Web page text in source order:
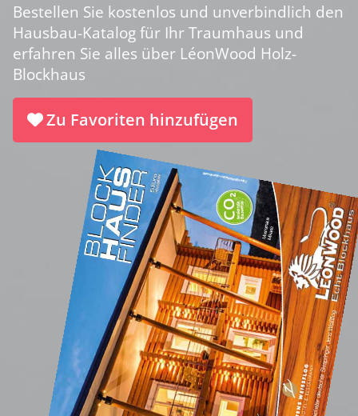
Bestellen Sie kostenlos und unverbindlich den
Hausbau-Katalog für Ihr Traumhaus und
erfahren Sie alles über LéonWood Holz-
Blockhaus
Zu Favoriten hinzufügen